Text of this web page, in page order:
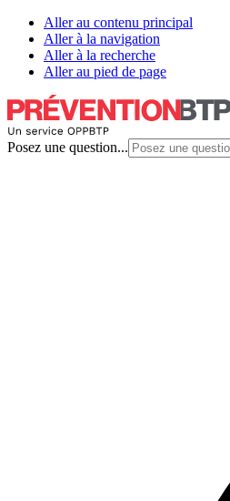
Aller au contenu principal
Aller à la navigation
Aller à la recherche
Aller au pied de page
Posez une question...